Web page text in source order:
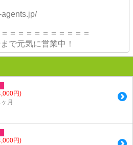
＝＝＝＝＝＝＝＝＝＝
で元気に営業中！
円)
月
円)